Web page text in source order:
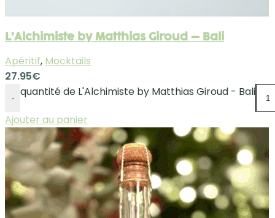
L’Alchimiste by Matthias Giroud – Bali
Apéritif, Mocktails
27.95€
-
quantité de L'Alchimiste by Matthias Giroud - Bali
Ajouter au panier